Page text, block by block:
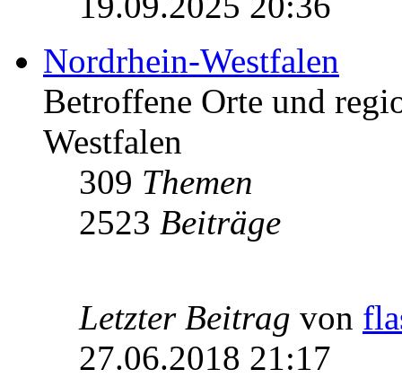
Nordrhein-Westfalen
Betroffene Orte und
Westfalen
309 Themen
2523 Beiträge
Letzter Beitrag von
27.06.2018 21:17